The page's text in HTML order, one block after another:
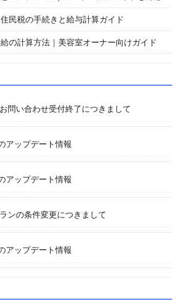
民税の手続きと給与計算ガイド
の計算方法｜美容室オーナー向けガイド
問い合わせ受付終了につきまして
アップデート情報
アップデート情報
ンの条件変更につきまして
アップデート情報